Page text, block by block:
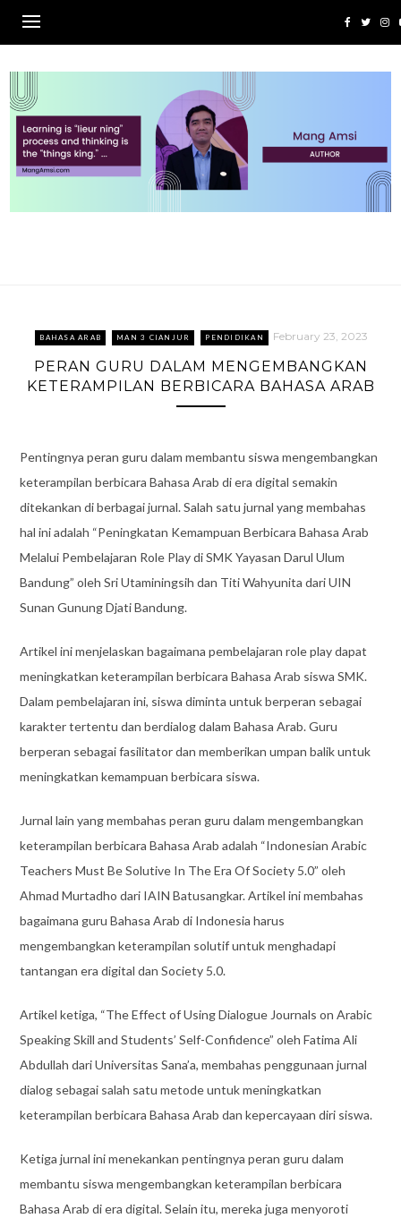
content
BAHASA ARAB MAN 3 CIANJUR PENDIDIKAN February 23, 2023
PERAN GURU DALAM MENGEMBANGKAN
KETERAMPILAN BERBICARA BAHASA ARAB
Pentingnya peran guru dalam membantu siswa mengembangkan
keterampilan berbicara Bahasa Arab di era digital semakin
ditekankan di berbagai jurnal. Salah satu jurnal yang membahas
hal ini adalah “Peningkatan Kemampuan Berbicara Bahasa Arab
Melalui Pembelajaran Role Play di SMK Yayasan Darul Ulum
Bandung” oleh Sri Utaminingsih dan Titi Wahyunita dari UIN
Sunan Gunung Djati Bandung.
Artikel ini menjelaskan bagaimana pembelajaran role play dapat
meningkatkan keterampilan berbicara Bahasa Arab siswa SMK.
Dalam pembelajaran ini, siswa diminta untuk berperan sebagai
karakter tertentu dan berdialog dalam Bahasa Arab. Guru
berperan sebagai fasilitator dan memberikan umpan balik untuk
meningkatkan kemampuan berbicara siswa.
Jurnal lain yang membahas peran guru dalam mengembangkan
keterampilan berbicara Bahasa Arab adalah “Indonesian Arabic
Teachers Must Be Solutive In The Era Of Society 5.0” oleh
Ahmad Murtadho dari IAIN Batusangkar. Artikel ini membahas
bagaimana guru Bahasa Arab di Indonesia harus
mengembangkan keterampilan solutif untuk menghadapi
tantangan era digital dan Society 5.0.
Artikel ketiga, “The Effect of Using Dialogue Journals on Arabic
Speaking Skill and Students’ Self-Confidence” oleh Fatima Ali
Abdullah dari Universitas Sana’a, membahas penggunaan jurnal
dialog sebagai salah satu metode untuk meningkatkan
keterampilan berbicara Bahasa Arab dan kepercayaan diri siswa.
Ketiga jurnal ini menekankan pentingnya peran guru dalam
membantu siswa mengembangkan keterampilan berbicara
Bahasa Arab di era digital. Selain itu, mereka juga menyoroti